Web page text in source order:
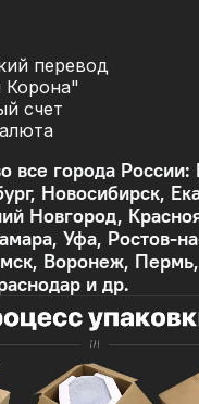
перевод
Корона"
счет
все города России:
Новосибирск,
Новгород,
Уфа, Ростов-
Воронеж, Пермь,
и др.